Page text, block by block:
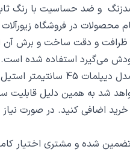
زیورآلات نگار بعد از خرید ساخته
می‌گیرد استفاده شده است.
از زنجیر یا مهره سنگ را انتخاب کنید.
به همین دلیل قابلیت
خرید اضافی کنید. در صورت
شده و مشتری اختیار